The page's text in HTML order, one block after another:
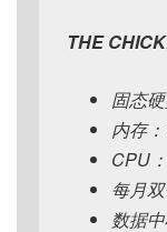
THE
固态
内存
CPU
每月
数据